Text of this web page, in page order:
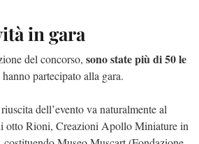
in gara
del concorso, sono state più di 50 le
hanno partecipato alla gara.
dell’evento va naturalmente al
otto Rioni, Creazioni Apollo Miniature in